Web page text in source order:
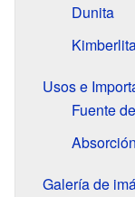
Dunita
Usos e
Fuente
Galería de